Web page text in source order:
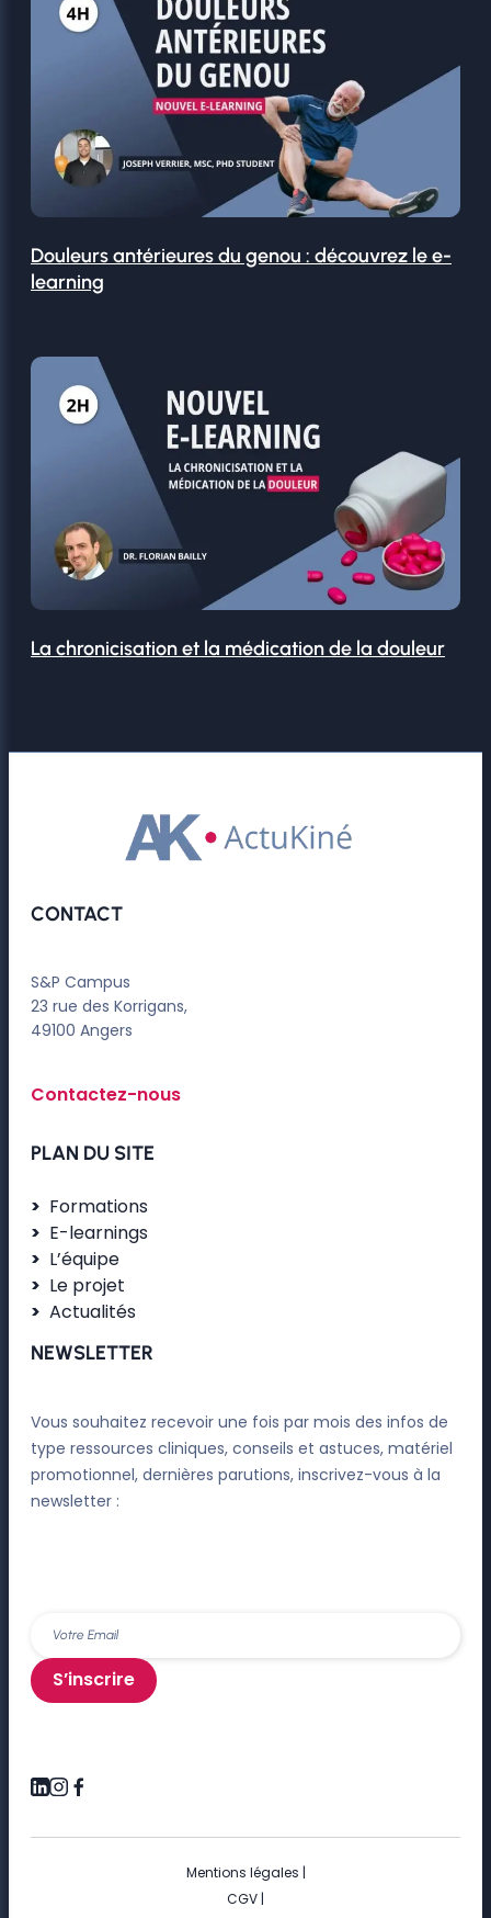
Douleurs antérieures du genou : découvrez le e-
learning
La chronicisation et la médication de la douleur
CONTACT
S&P Campus
23 rue des Korrigans,
49100 Angers
Contactez-nous
PLAN DU SITE
Formations
E-learnings
L’équipe
Le projet
Actualités
NEWSLETTER
Vous souhaitez recevoir une fois par mois des infos de
type ressources cliniques, conseils et astuces, matériel
promotionnel, dernières parutions, inscrivez-vous à la
newsletter :
S’inscrire
Mentions légales |
CGV |